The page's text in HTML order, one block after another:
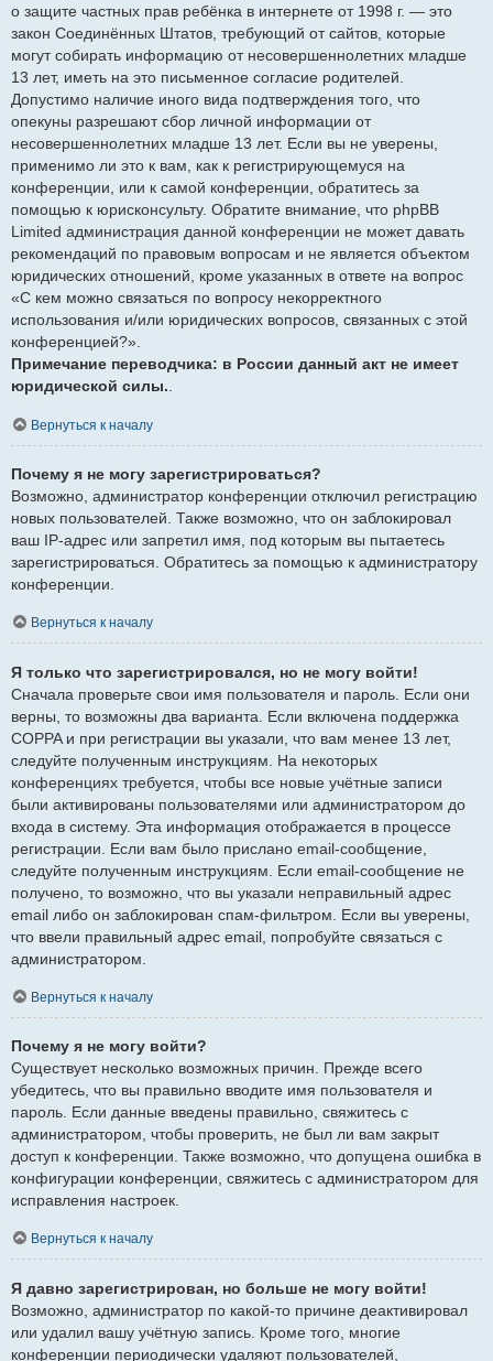
о защите частных прав ребёнка в интернете от 1998 г. — это
закон Соединённых Штатов, требующий от сайтов, которые
могут собирать информацию от несовершеннолетних младше
13 лет, иметь на это письменное согласие родителей.
Допустимо наличие иного вида подтверждения того, что
опекуны разрешают сбор личной информации от
несовершеннолетних младше 13 лет. Если вы не уверены,
применимо ли это к вам, как к регистрирующемуся на
конференции, или к самой конференции, обратитесь за
помощью к юрисконсульту. Обратите внимание, что phpBB
Limited администрация данной конференции не может давать
рекомендаций по правовым вопросам и не является объектом
юридических отношений, кроме указанных в ответе на вопрос
«С кем можно связаться по вопросу некорректного
использования и/или юридических вопросов, связанных с этой
конференцией?».
Примечание переводчика: в России данный акт не имеет
юридической силы..
Вернуться к началу
Почему я не могу зарегистрироваться?
Возможно, администратор конференции отключил регистрацию
новых пользователей. Также возможно, что он заблокировал
ваш IP-адрес или запретил имя, под которым вы пытаетесь
зарегистрироваться. Обратитесь за помощью к администратору
конференции.
Вернуться к началу
Я только что зарегистрировался, но не могу войти!
Сначала проверьте свои имя пользователя и пароль. Если они
верны, то возможны два варианта. Если включена поддержка
COPPA и при регистрации вы указали, что вам менее 13 лет,
следуйте полученным инструкциям. На некоторых
конференциях требуется, чтобы все новые учётные записи
были активированы пользователями или администратором до
входа в систему. Эта информация отображается в процессе
регистрации. Если вам было прислано email-сообщение,
следуйте полученным инструкциям. Если email-сообщение не
получено, то возможно, что вы указали неправильный адрес
email либо он заблокирован спам-фильтром. Если вы уверены,
что ввели правильный адрес email, попробуйте связаться с
администратором.
Вернуться к началу
Почему я не могу войти?
Существует несколько возможных причин. Прежде всего
убедитесь, что вы правильно вводите имя пользователя и
пароль. Если данные введены правильно, свяжитесь с
администратором, чтобы проверить, не был ли вам закрыт
доступ к конференции. Также возможно, что допущена ошибка в
конфигурации конференции, свяжитесь с администратором для
исправления настроек.
Вернуться к началу
Я давно зарегистрирован, но больше не могу войти!
Возможно, администратор по какой-то причине деактивировал
или удалил вашу учётную запись. Кроме того, многие
конференции периодически удаляют пользователей,